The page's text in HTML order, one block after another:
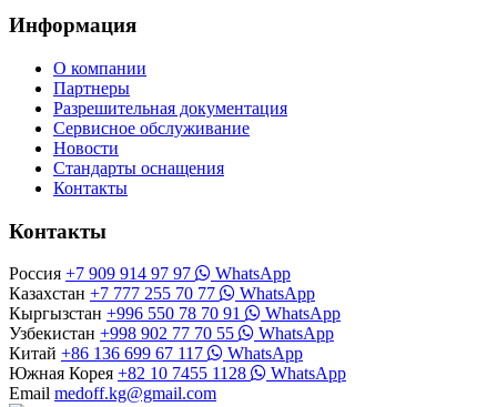
Информация
О компании
Партнеры
Разрешительная документация
Сервисное обслуживание
Новости
Стандарты оснащения
Контакты
Контакты
Россия +7 909 914 97 97
WhatsApp
Казахстан +7 777 255 70 77
WhatsApp
Кыргызстан +996 550 78 70 91
WhatsApp
Узбекистан +998 902 77 70 55
WhatsApp
Китай +86 136 699 67 117
WhatsApp
Южная Корея +82 10 7455 1128
WhatsApp
Email medoff.kg@gmail.com